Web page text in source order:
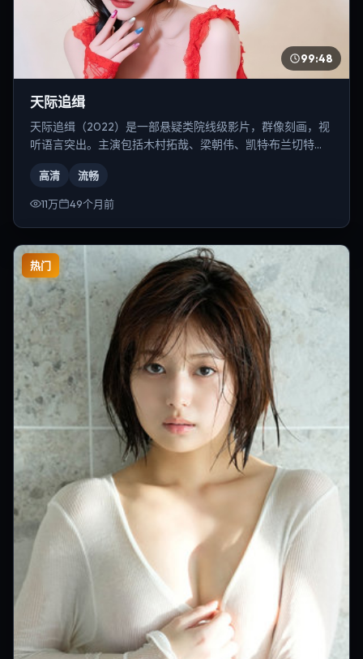
99:48
天际追缉
天际追缉（2022）是一部悬疑类院线级影片，群像刻画，视
听语言突出。主演包括木村拓哉、梁朝伟、凯特·布兰切特
高清 流畅
11万 49个月前
热门